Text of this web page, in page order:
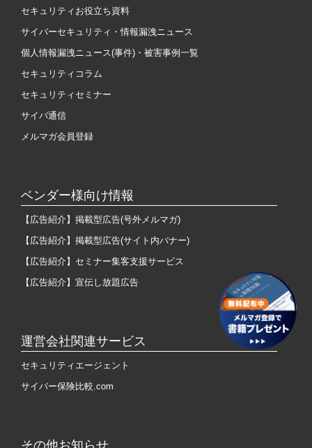
セキュリティお役立ち資料
サイバーセキュリティ・情報漏洩ニュース
個人情報漏洩ニュース(事件)・被害事例一覧
セキュリティコラム
セキュリティセミナー
サイバ通信
メルマガ会員登録
ベンダー様向け情報
【広告紹介】掲載型広告(号外メルマガ)
【広告紹介】掲載型広告(サイト内バナー)
【広告紹介】セミナー集客支援サービス
【広告紹介】宣伝し放題広告
運営会社関連サービス
セキュリティエージェント
サイバー保険比較.com